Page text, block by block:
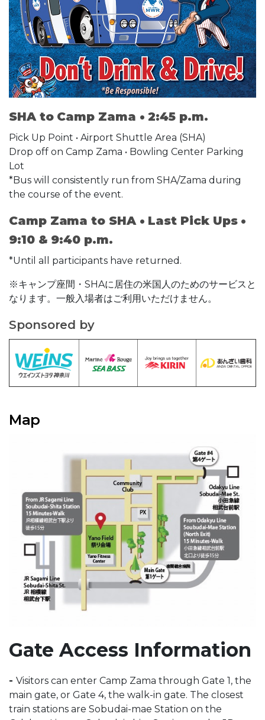
SHA to Camp Zama • 2:45 p.m.
Pick Up Point • Airport Shuttle Area (SHA)
Drop off on Camp Zama • Bowling Center Parking
Lot
*Bus will consistently run from SHA/Zama during
the course of the event.
Camp Zama to SHA • Last Pick Ups •
9:10 & 9:40 p.m.
*Until all participants have returned.
※キャンプ座間・SHAに居住の米国人のためのサービスと
なります。一般入場者はご利用いただけません。
Sponsored by
Map
Gate Access Information
- Visitors can enter Camp Zama through Gate 1, the
main gate, or Gate 4, the walk-in gate. The closest
train stations are Sobudai-mae Station on the